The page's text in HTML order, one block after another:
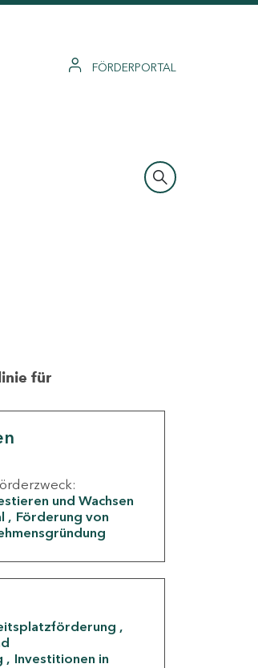
FÖRDERPORTAL
für
und Wachsen
Förderung von
Investitionen in